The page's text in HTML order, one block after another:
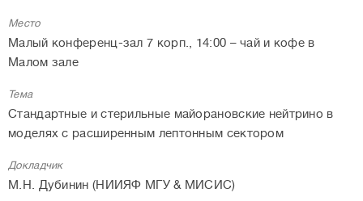
Место
Малый конференц-зал 7 корп., 14:00 – чай и кофе в
Малом зале
Тема
Стандартные и стерильные майорановские нейтрино в
моделях с расширенным лептонным сектором
Докладчик
М.Н. Дубинин (НИИЯФ МГУ & МИСИС)